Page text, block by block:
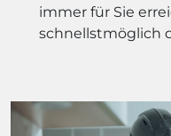
immer für Sie
schnellstmöglich